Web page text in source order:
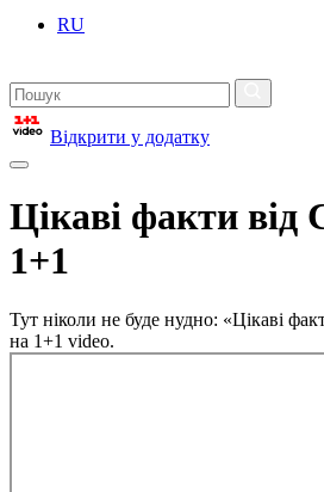
RU
Відкрити у додатку
Цікаві факти від
1+1
Тут ніколи не буде нудно: «Цікаві
на 1+1 video.